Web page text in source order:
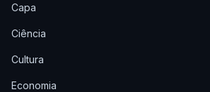
Capa
Ciência
Cultura
Economia